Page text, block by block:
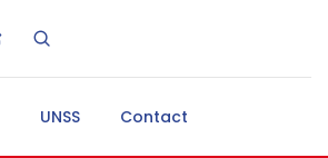
UNSS Contact